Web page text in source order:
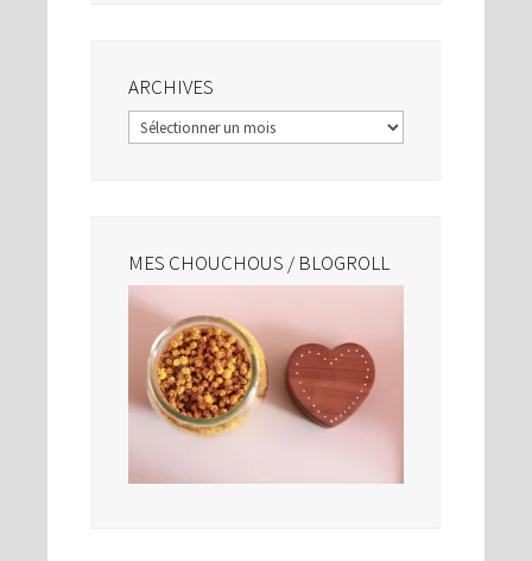
ARCHIVES
Archives
MES CHOUCHOUS / BLOGROLL